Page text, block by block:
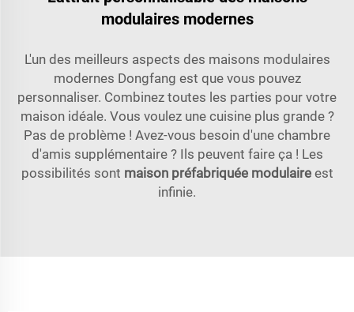
modulaires modernes
L'un des meilleurs aspects des maisons modulaires
modernes Dongfang est que vous pouvez
personnaliser. Combinez toutes les parties pour votre
maison idéale. Vous voulez une cuisine plus grande ?
Pas de problème ! Avez-vous besoin d'une chambre
d'amis supplémentaire ? Ils peuvent faire ça ! Les
possibilités sont maison préfabriquée modulaire est
infinie.